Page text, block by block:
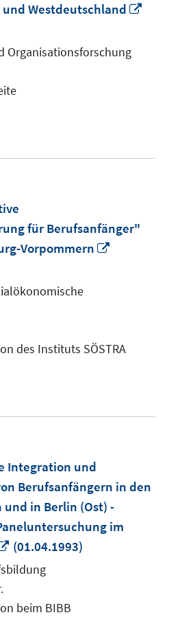
Westdeutschland
Organisationsforschung
für Berufsanfänger"
Vorpommern
des Instituts SÖSTRA
Integration und
Berufsanfängern in den
in Berlin (Ost) -
im
In
neuem
Fenster
(01.04.1993)
beim BIBB